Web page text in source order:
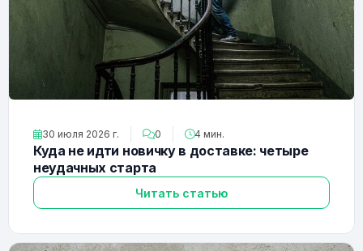
30 июля 2026 г. 0 4 мин.
Куда не идти новичку в доставке: четыре
неудачных старта
Читать статью